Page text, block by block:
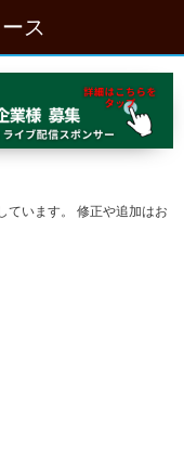
ス
ています。 修正や追加はお